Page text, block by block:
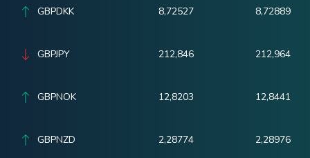
GBPDKK 8,72527 8,72889
GBPJPY 212,846 212,964
GBPNOK 12,8203 12,8441
GBPNZD 2,28774 2,28976